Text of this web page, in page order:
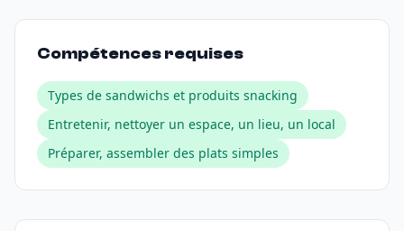
Compétences requises
Types de sandwichs et produits snacking
Entretenir, nettoyer un espace, un lieu, un local
Préparer, assembler des plats simples